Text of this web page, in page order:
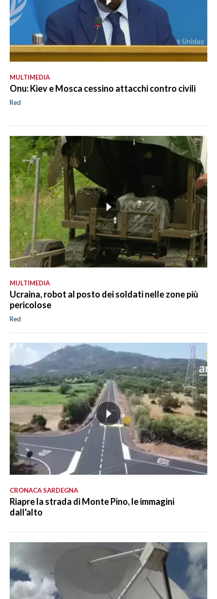
MULTIMEDIA
Onu: Kiev e Mosca cessino attacchi contro civili
Red
MULTIMEDIA
Ucraina, robot al posto dei soldati nelle zone più
pericolose
Red
CRONACA SARDEGNA
Riapre la strada di Monte Pino, le immagini
dall'alto